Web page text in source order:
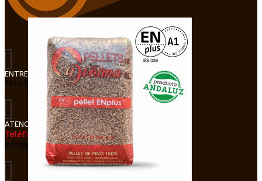
ENTREGA EN DOMICILIO
Se lo dejamos dentro de su cochera o trastero
ATENCIÓN AL CLIENTE
Teléfono: 616026865
info@pelletgranada.com